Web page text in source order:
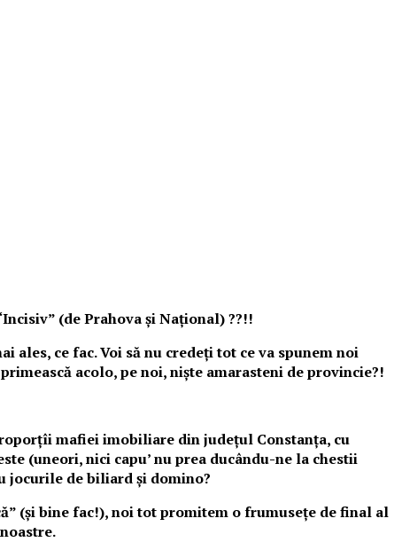
(de Prahovași Național) ??!!
ales, ce fac. Voi să nu credeți tot ce va spunem noi
acolo, pe noi, niște amarasteni de provincie?!
mafiei imobiliare din județul Constanța, cu
(uneori, nici capu’ nu prea ducându-ne la chestii
jocurile de biliard și domino?
(și bine fac!), noi tot promitem o frumusețe de final al